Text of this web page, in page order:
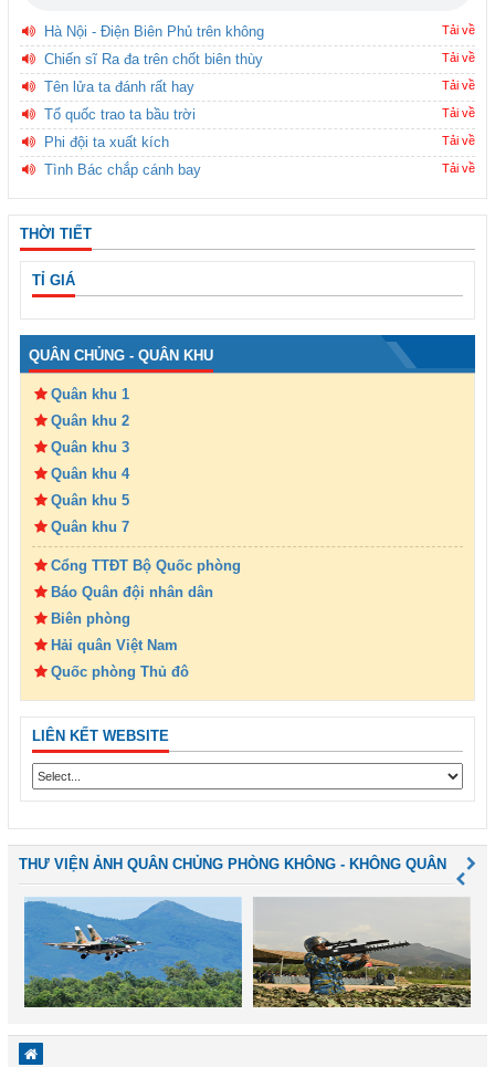
Hà Nội - Điện Biên Phủ trên không Tải về
Chiến sĩ Ra đa trên chốt biên thùy Tải về
Tên lửa ta đánh rất hay Tải về
Tổ quốc trao ta bầu trời Tải về
Phi đội ta xuất kích Tải về
Tình Bác chắp cánh bay Tải về
THỜI TIẾT
TỈ GIÁ
QUÂN CHỦNG - QUÂN KHU
Quân khu 1
Quân khu 2
Quân khu 3
Quân khu 4
Quân khu 5
Quân khu 7
Cổng TTĐT Bộ Quốc phòng
Báo Quân đội nhân dân
Biên phòng
Hải quân Việt Nam
Quốc phòng Thủ đô
LIÊN KẾT WEBSITE
THƯ VIỆN ẢNH QUÂN CHỦNG PHÒNG KHÔNG - KHÔNG QUÂN